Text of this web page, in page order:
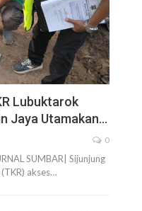
Lubuktarok
Jaya Utamakan…
0
SUMBAR| Sijunjung
akses…